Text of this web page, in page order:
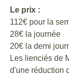
Le prix :
112€ pour la
28€ la journée
20€ la demi
Les lienciés de
d'une réduction